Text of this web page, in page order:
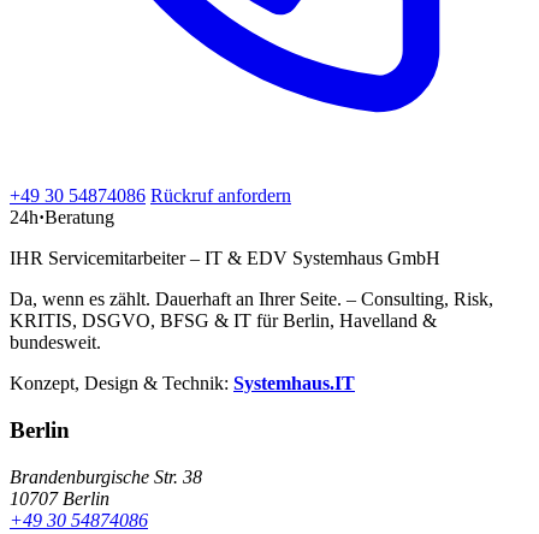
+49 30 54874086 Rückruf anfordern
24h·Beratung
IHR Servicemitarbeiter – IT & EDV Systemhaus GmbH
Da, wenn es zählt. Dauerhaft an Ihrer Seite. – Consulting, Risk,
KRITIS, DSGVO, BFSG & IT für Berlin, Havelland &
bundesweit.
Konzept, Design & Technik: Systemhaus.IT
Berlin
Brandenburgische Str. 38
10707 Berlin
+49 30 54874086